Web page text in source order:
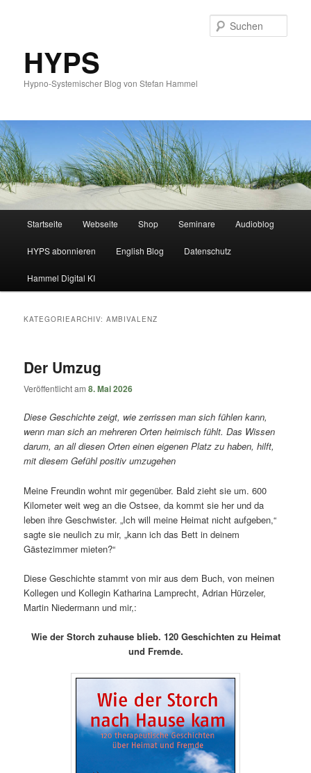
HYPS
Hypno-Systemischer Blog von Stefan Hammel
Zum
primären
Inhalt
springen
Zum
sekundären
Inhalt
springen
Startseite Webseite Shop Seminare Audioblog
HYPS abonnieren English Blog Datenschutz
Hammel Digital KI
KATEGORIEARCHIV:AMBIVALENZ
Der Umzug
Veröffentlicht am8. Mai 2026
Diese Geschichte zeigt, wie zerrissen man sich fühlen kann,
wenn man sich an mehreren Orten heimisch fühlt. Das Wissen
darum, an all diesen Orten einen eigenen Platz zu haben, hilft,
mit diesem Gefühl positiv umzugehen
Meine Freundin wohnt mir gegenüber. Bald zieht sie um. 600
Kilometer weit weg an die Ostsee, da kommt sie her und da
leben ihre Geschwister. „Ich will meine Heimat nicht aufgeben,“
sagte sie neulich zu mir, „kann ich das Bett in deinem
Gästezimmer mieten?“
Diese Geschichte stammt von mir aus dem Buch, von meinen
Kollegen und Kollegin Katharina Lamprecht, Adrian Hürzeler,
Martin Niedermann und mir,:
Wie der Storch zuhause blieb. 120 Geschichten zu Heimat
und Fremde.